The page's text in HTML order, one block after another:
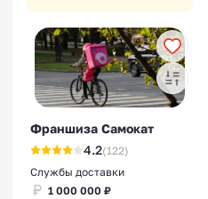
Франшиза Самокат
4.2(122)
Службы доставки
1 000 000 ₽